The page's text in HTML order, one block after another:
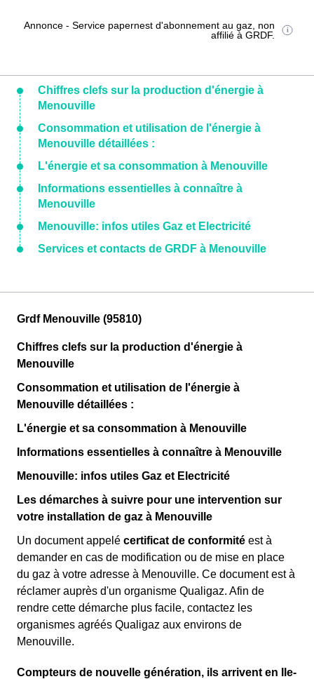
Annonce - Service papernest d'abonnement au gaz, non
affilié à GRDF.
Chiffres clefs sur la production d'énergie à
Menouville
Consommation et utilisation de l'énergie à
Menouville détaillées :
L'énergie et sa consommation à Menouville
Informations essentielles à connaître à
Menouville
Menouville: infos utiles Gaz et Electricité
Services et contacts de GRDF à Menouville
Grdf Menouville (95810)
Chiffres clefs sur la production d'énergie à
Menouville
Consommation et utilisation de l'énergie à
Menouville détaillées :
L'énergie et sa consommation à Menouville
Informations essentielles à connaître à Menouville
Menouville: infos utiles Gaz et Electricité
Les démarches à suivre pour une intervention sur
votre installation de gaz à Menouville
Un document appelé certificat de conformité est à
demander en cas de modification ou de mise en place
du gaz à votre adresse à Menouville. Ce document est à
réclamer auprès d'un organisme Qualigaz. Afin de
rendre cette démarche plus facile, contactez les
organismes agréés Qualigaz aux environs de
Menouville.
Compteurs de nouvelle génération, ils arrivent en Ile-